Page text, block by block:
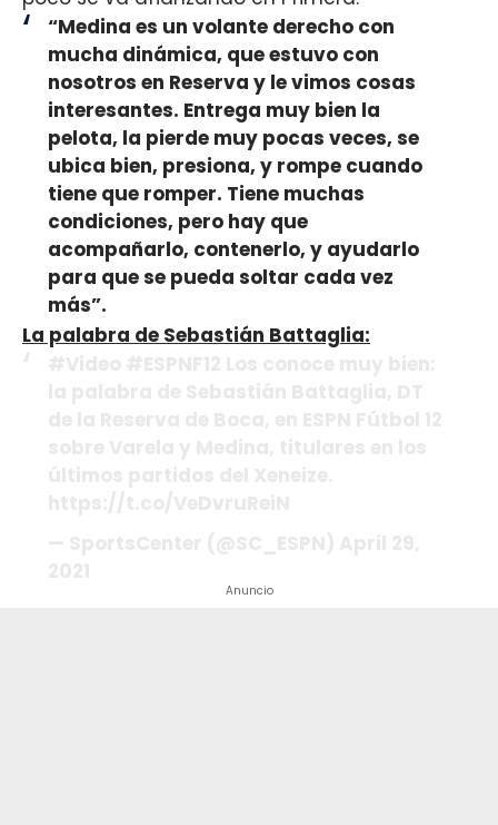
“Medina es un volante derecho con
mucha dinámica, que estuvo con
nosotros en Reserva y le vimos cosas
interesantes. Entrega muy bien la
pelota, la pierde muy pocas veces, se
ubica bien, presiona, y rompe cuando
tiene que romper. Tiene muchas
condiciones, pero hay que
acompañarlo, contenerlo, y ayudarlo
para que se pueda soltar cada vez
más”.
La palabra de Sebastián Battaglia:
Anuncio